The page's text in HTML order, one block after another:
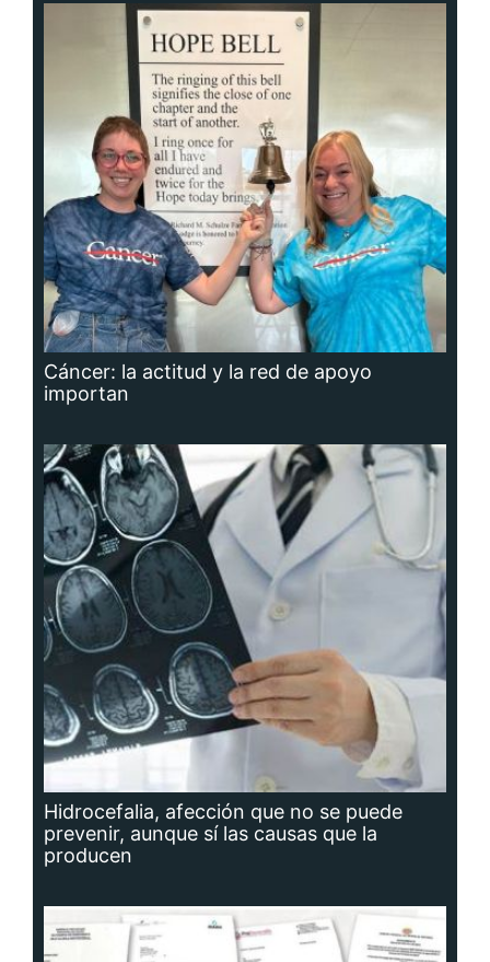
Cáncer: la actitud y la red de apoyo
importan
Hidrocefalia, afección que no se puede
prevenir, aunque sí las causas que la
producen